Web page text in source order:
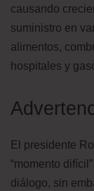
causando
suministro en
alimentos,
hospitales y
El presidente
“momento
diálogo, sin